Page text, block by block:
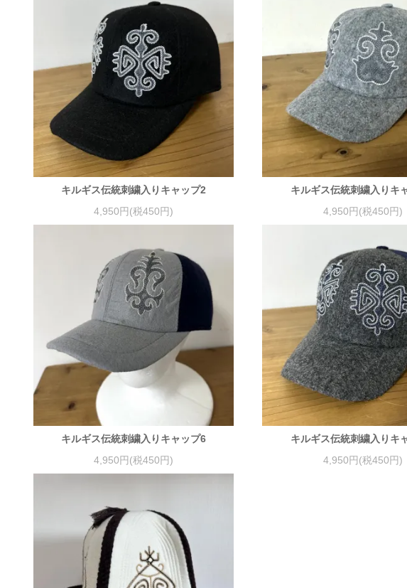
キルギス伝統刺繍入りキャップ2
4,950円(税450円)
キルギス伝統刺繍入りキ
4,950円(税450円)
キルギス伝統刺繍入りキャップ6
4,950円(税450円)
キルギス伝統刺繍入りキ
4,950円(税450円)